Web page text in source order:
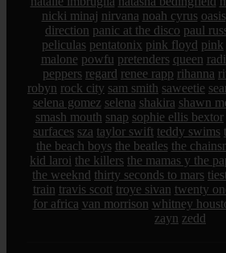
nicki minaj nirvana noah cyrus oasis
direction panic at the disco paul
peliculas pentatonix pink floyd pink
malone powfu pretenders queen
peppers regard renee rapp rihanna
robyn rock city sam smith saweetie
selena gomez selena shakira shawn
smash mouth snap sophie ellis bextor
surfaces sza taylor swift teddy swims
the beach boys the beatles the
kid laroi the killers the mamas y the
the weeknd thirty seconds to mars
train travis scott troye sivan twenty
for africa van morrison whitney
zayn zedd